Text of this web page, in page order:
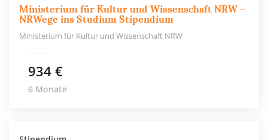
Ministerium für Kultur und Wissenschaft NRW –
NRWege ins Studium Stipendium
Ministerium für Kultur und Wissenschaft NRW
934 €
6 Monate